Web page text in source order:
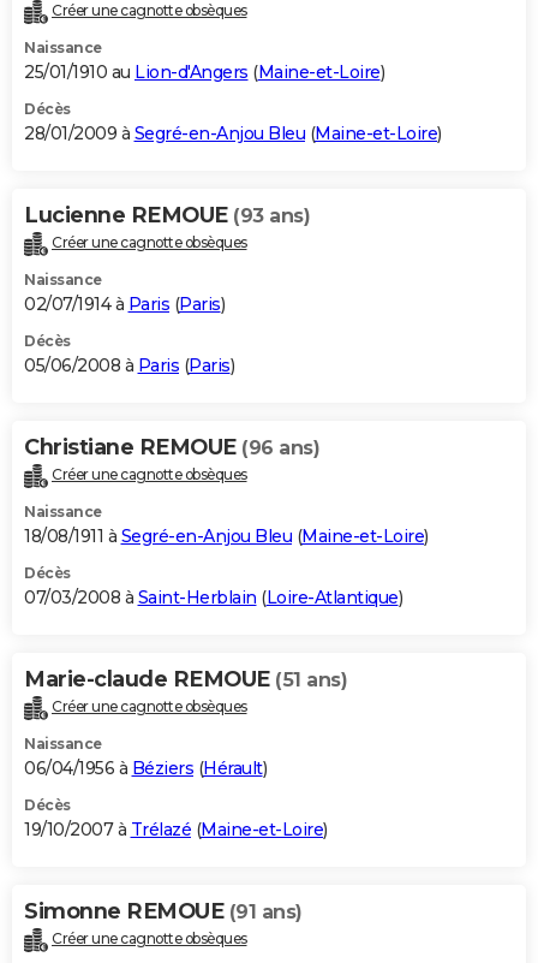
Créer une cagnotte obsèques
Naissance
25/01/1910 au Lion-d'Angers (Maine-et-Loire)
Décès
28/01/2009 à Segré-en-Anjou Bleu (Maine-et-Loire)
Lucienne REMOUE (93 ans)
Créer une cagnotte obsèques
Naissance
02/07/1914 à Paris (Paris)
Décès
05/06/2008 à Paris (Paris)
Christiane REMOUE (96 ans)
Créer une cagnotte obsèques
Naissance
18/08/1911 à Segré-en-Anjou Bleu (Maine-et-Loire)
Décès
07/03/2008 à Saint-Herblain (Loire-Atlantique)
Marie-claude REMOUE (51 ans)
Créer une cagnotte obsèques
Naissance
06/04/1956 à Béziers (Hérault)
Décès
19/10/2007 à Trélazé (Maine-et-Loire)
Simonne REMOUE (91 ans)
Créer une cagnotte obsèques